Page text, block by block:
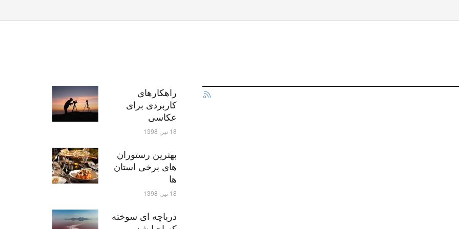
راهکارهای
کاربردی برای
عکاسی
18 تیر, 1398
بهترین رستوران
های برخی استان
ها
18 تیر, 1398
دریاچه ای سوخته